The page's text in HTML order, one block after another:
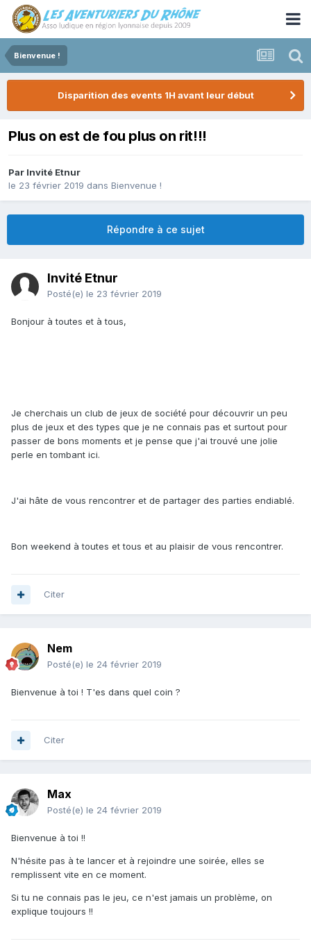
Bienvenue !
Disparition des events 1H avant leur début
Plus on est de fou plus on rit!!!
Par Invité Etnur
le 23 février 2019 dans Bienvenue !
Répondre à ce sujet
Invité Etnur
Posté(e) le 23 février 2019
Bonjour à toutes et à tous,
Je cherchais un club de jeux de société pour découvrir un peu
plus de jeux et des types que je ne connais pas et surtout pour
passer de bons moments et je pense que j'ai trouvé une jolie
perle en tombant ici.
J'ai hâte de vous rencontrer et de partager des parties endiablé.
Bon weekend à toutes et tous et au plaisir de vous rencontrer.
Citer
Nem
Posté(e) le 24 février 2019
Bienvenue à toi ! T'es dans quel coin ?
Citer
Max
Posté(e) le 24 février 2019
Bienvenue à toi !!
N'hésite pas à te lancer et à rejoindre une soirée, elles se
remplissent vite en ce moment.
Si tu ne connais pas le jeu, ce n'est jamais un problème, on
explique toujours !!